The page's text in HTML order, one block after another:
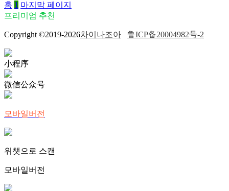
홈 1 마지막 페이지
프리미엄 추천
Copyright ©2019-2026차이나조아 鲁ICP备20004982号-2
小程序
微信公众号
모바일버전
위챗으로 스캔
모바일버전